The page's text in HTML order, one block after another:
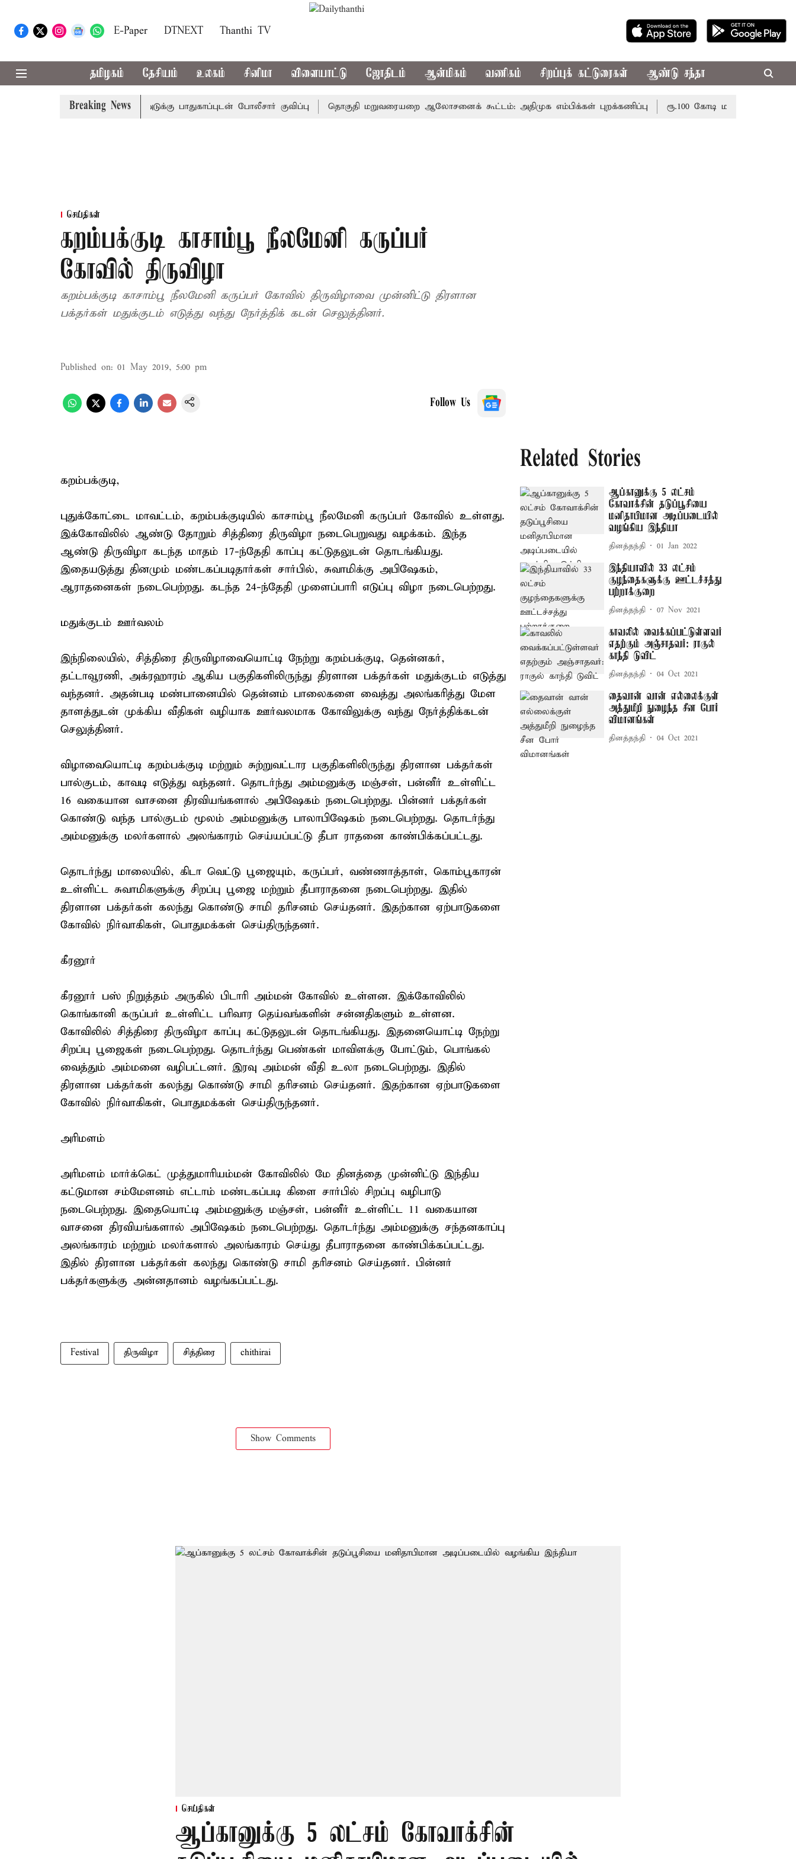
E-Paper DTNEXT Thanthi TV
தமிழகம் தேசியம் உலகம் சினிமா விளையாட்டு ஜோதிடம் ஆன்மிகம் வணிகம் சிறப்புக் கட்டுரைகள் ஆண்டு சந்தா
Breaking News
அமித்ஷா வருகை: 3 அடுக்கு பாதுகாப்புடன் போலீசார் குவிப்பு தொகுதி மறுவரையறை ஆலோசனைக் கூட்டம்: அதிமுக எம்பிக்கள் புறக்கணிப்பு ரூ.100 கோடி மதிப்பிலான பழனி
செய்திகள்
கறம்பக்குடி காசாம்பூ நீலமேனி கருப்பர்
கோவில் திருவிழா
கறம்பக்குடி காசாம்பூ நீலமேனி கருப்பர் கோவில் திருவிழாவை முன்னிட்டு திரளான
பக்தர்கள் மதுக்குடம் எடுத்து வந்து நேர்த்திக் கடன் செலுத்தினர்.
Published on: 01 May 2019, 5:00 pm
Follow Us
கறம்பக்குடி,
புதுக்கோட்டை மாவட்டம், கறம்பக்குடியில் காசாம்பூ நீலமேனி கருப்பர் கோவில் உள்ளது.
இக்கோவிலில் ஆண்டு தோறும் சித்திரை திருவிழா நடைபெறுவது வழக்கம். இந்த
ஆண்டு திருவிழா கடந்த மாதம் 17-ந்தேதி காப்பு கட்டுதலுடன் தொடங்கியது.
இதையடுத்து தினமும் மண்டகப்படிதார்கள் சார்பில், சுவாமிக்கு அபிஷேகம்,
ஆராதனைகள் நடைபெற்றது. கடந்த 24-ந்தேதி முளைப்பாரி எடுப்பு விழா நடைபெற்றது.
மதுக்குடம் ஊர்வலம்
இந்நிலையில், சித்திரை திருவிழாவையொட்டி நேற்று கறம்பக்குடி, தென்னகர்,
தட்டாவூரணி, அக்ரஹாரம் ஆகிய பகுதிகளிலிருந்து திரளான பக்தர்கள் மதுக்குடம் எடுத்து
வந்தனர். அதன்படி மண்பானையில் தென்னம் பாலைகளை வைத்து அலங்கரித்து மேள
தாளத்துடன் முக்கிய வீதிகள் வழியாக ஊர்வலமாக கோவிலுக்கு வந்து நேர்த்திக்கடன்
செலுத்தினர்.
விழாவையொட்டி கறம்பக்குடி மற்றும் சுற்றுவட்டார பகுதிகளிலிருந்து திரளான பக்தர்கள்
பால்குடம், காவடி எடுத்து வந்தனர். தொடர்ந்து அம்மனுக்கு மஞ்சள், பன்னீர் உள்ளிட்ட
16 வகையான வாசனை திரவியங்களால் அபிஷேகம் நடைபெற்றது. பின்னர் பக்தர்கள்
கொண்டு வந்த பால்குடம் மூலம் அம்மனுக்கு பாலாபிஷேகம் நடைபெற்றது. தொடர்ந்து
அம்மனுக்கு மலர்களால் அலங்காரம் செய்யப்பட்டு தீபா ராதனை காண்பிக்கப்பட்டது.
தொடர்ந்து மாலையில், கிடா வெட்டு பூஜையும், கருப்பர், வண்ணாத்தாள், கொம்பூகாரன்
உள்ளிட்ட சுவாமிகளுக்கு சிறப்பு பூஜை மற்றும் தீபாராதனை நடைபெற்றது. இதில்
திரளான பக்தர்கள் கலந்து கொண்டு சாமி தரிசனம் செய்தனர். இதற்கான ஏற்பாடுகளை
கோவில் நிர்வாகிகள், பொதுமக்கள் செய்திருந்தனர்.
கீரனூர்
கீரனூர் பஸ் நிறுத்தம் அருகில் பிடாரி அம்மன் கோவில் உள்ளன. இக்கோவிலில்
கொங்கானி கருப்பர் உள்ளிட்ட பரிவார தெய்வங்களின் சன்னதிகளும் உள்ளன.
கோவிலில் சித்திரை திருவிழா காப்பு கட்டுதலுடன் தொடங்கியது. இதனையொட்டி நேற்று
சிறப்பு பூஜைகள் நடைபெற்றது. தொடர்ந்து பெண்கள் மாவிளக்கு போட்டும், பொங்கல்
வைத்தும் அம்மனை வழிபட்டனர். இரவு அம்மன் வீதி உலா நடைபெற்றது. இதில்
திரளான பக்தர்கள் கலந்து கொண்டு சாமி தரிசனம் செய்தனர். இதற்கான ஏற்பாடுகளை
கோவில் நிர்வாகிகள், பொதுமக்கள் செய்திருந்தனர்.
அரிமளம்
அரிமளம் மார்க்கெட் முத்துமாரியம்மன் கோவிலில் மே தினத்தை முன்னிட்டு இந்திய
கட்டுமான சம்மேளனம் எட்டாம் மண்டகப்படி கிளை சார்பில் சிறப்பு வழிபாடு
நடைபெற்றது. இதையொட்டி அம்மனுக்கு மஞ்சள், பன்னீர் உள்ளிட்ட 11 வகையான
வாசனை திரவியங்களால் அபிஷேகம் நடைபெற்றது. தொடர்ந்து அம்மனுக்கு சந்தனகாப்பு
அலங்காரம் மற்றும் மலர்களால் அலங்காரம் செய்து தீபாராதனை காண்பிக்கப்பட்டது.
இதில் திரளான பக்தர்கள் கலந்து கொண்டு சாமி தரிசனம் செய்தனர். பின்னர்
பக்தர்களுக்கு அன்னதானம் வழங்கப்பட்டது.
Festival திருவிழா சித்திரை chithirai
Show Comments
Related Stories
ஆப்கானுக்கு 5 லட்சம்
கோவாக்சின் தடுப்பூசியை
மனிதாபிமான அடிப்படையில்
வழங்கிய இந்தியா
தினத்தந்தி 01 Jan 2022
இந்தியாவில் 33 லட்சம்
குழந்தைகளுக்கு ஊட்டச்சத்து
பற்றாக்குறை
தினத்தந்தி 07 Nov 2021
காவலில் வைக்கப்பட்டுள்ளவர்
எதற்கும் அஞ்சாதவர்: ராகுல்
காந்தி டுவிட்
தினத்தந்தி 04 Oct 2021
தைவான் வான் எல்லைக்குள்
அத்துமீறி நுழைந்த சீன போர்
விமானங்கள்
தினத்தந்தி 04 Oct 2021
செய்திகள்
ஆப்கானுக்கு 5 லட்சம் கோவாக்சின்